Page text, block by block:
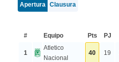
Apertura Clausura
#
Equipo Pts PJ
1
Atletico
Nacional
40 19